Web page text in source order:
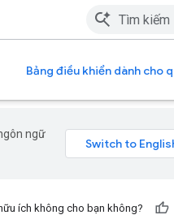
Bảng điều khiển dành cho
ngữ
ích không cho bạn không?